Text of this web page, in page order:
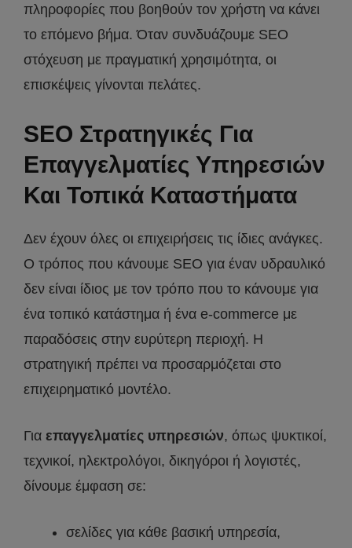
πληροφορίες που βοηθούν τον χρήστη να κάνει
το επόμενο βήμα. Όταν συνδυάζουμε SEO
στόχευση με πραγματική χρησιμότητα, οι
επισκέψεις γίνονται πελάτες.
SEO Στρατηγικές Για
Επαγγελματίες Υπηρεσιών
Και Τοπικά Καταστήματα
Δεν έχουν όλες οι επιχειρήσεις τις ίδιες ανάγκες.
Ο τρόπος που κάνουμε SEO για έναν υδραυλικό
δεν είναι ίδιος με τον τρόπο που το κάνουμε για
ένα τοπικό κατάστημα ή ένα e-commerce με
παραδόσεις στην ευρύτερη περιοχή. Η
στρατηγική πρέπει να προσαρμόζεται στο
επιχειρηματικό μοντέλο.
Για επαγγελματίες υπηρεσιών, όπως ψυκτικοί,
τεχνικοί, ηλεκτρολόγοι, δικηγόροι ή λογιστές,
δίνουμε έμφαση σε:
σελίδες για κάθε βασική υπηρεσία,